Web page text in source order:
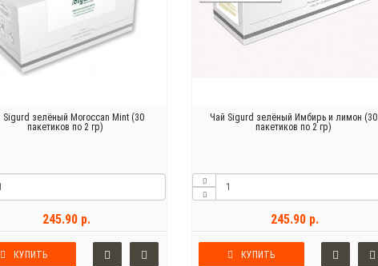
Sigurd зелёный Moroccan Mint (30
пакетиков по 2 гр)
245.90 р.
КУПИТЬ
Чай Sigurd зелёный Имбирь и лимон (30
пакетиков по 2 гр)
245.90 р.
КУПИТЬ